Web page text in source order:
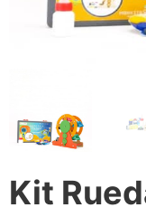
Kit